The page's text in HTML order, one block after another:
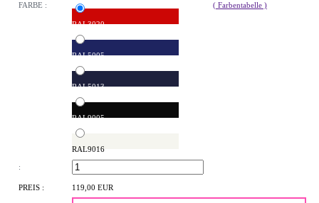
FARBE :
RAL3020
RAL5005
RAL5013
RAL9005
RAL9016
( Farbentabelle )
:
PREIS : 119,00 EUR